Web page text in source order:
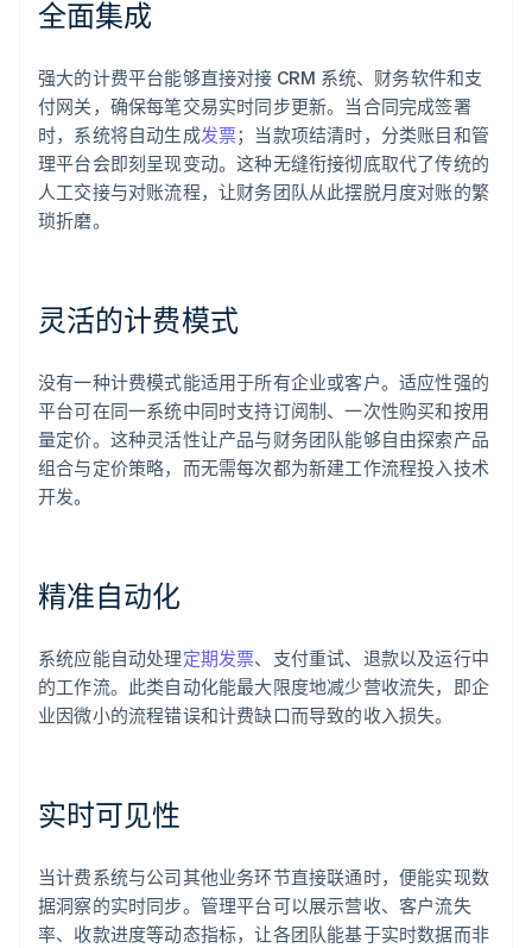
全面集成
强大的计费平台能够直接对接 CRM 系统、财务软件和支
付网关，确保每笔交易实时同步更新。当合同完成签署
时，系统将自动生成发票；当款项结清时，分类账目和管
理平台会即刻呈现变动。这种无缝衔接彻底取代了传统的
人工交接与对账流程，让财务团队从此摆脱月度对账的繁
琐折磨。
灵活的计费模式
没有一种计费模式能适用于所有企业或客户。适应性强的
平台可在同一系统中同时支持订阅制、一次性购买和按用
量定价。这种灵活性让产品与财务团队能够自由探索产品
组合与定价策略，而无需每次都为新建工作流程投入技术
开发。
精准自动化
系统应能自动处理定期发票、支付重试、退款以及运行中
的工作流。此类自动化能最大限度地减少营收流失，即企
业因微小的流程错误和计费缺口而导致的收入损失。
实时可见性
当计费系统与公司其他业务环节直接联通时，便能实现数
据洞察的实时同步。管理平台可以展示营收、客户流失
率、收款进度等动态指标，让各团队能基于实时数据而非